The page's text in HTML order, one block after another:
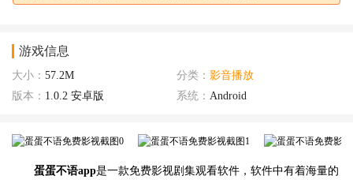
游戏信息
大小： 57.2M 分类： 影音播放
版本： 1.0.2 安卓版 系统： Android
蛋蛋不语app是一款免费影视剧集观看软件，软件中有着海量的